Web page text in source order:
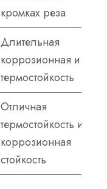
кромках реза
Длительная
коррозионная и
термостойкость
Отличная
термостойкость и
коррозионная
стойкость